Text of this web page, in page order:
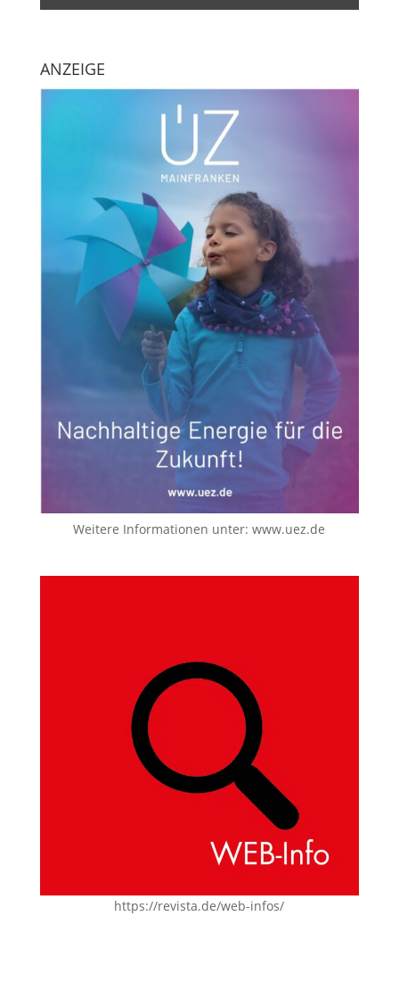
ANZEIGE
Weitere Informationen unter:www.uez.de
https://revista.de/web-infos/